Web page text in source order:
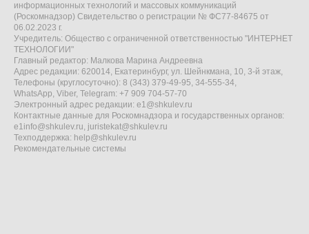
информационных технологий и массовых коммуникаций
(Роскомнадзор) Свидетельство о регистрации № ФС77-84675 от
06.02.2023 г.
Учредитель: Общество с ограниченной ответственностью "ИНТЕРНЕТ
ТЕХНОЛОГИИ"
Главный редактор: Малкова Марина Андреевна
Адрес редакции: 620014, Екатеринбург, ул. Шейнкмана, 10, 3-й этаж,
Телефоны (круглосуточно): 8 (343) 379-49-95, 34-555-34,
WhatsApp, Viber, Telegram: +7 909 704-57-70
Электронный адрес редакции: e1@shkulev.ru
Контактные данные для Роскомнадзора и государственных органов:
e1info@shkulev.ru, juristekat@shkulev.ru
Техподдержка: help@shkulev.ru
Рекомендательные системы